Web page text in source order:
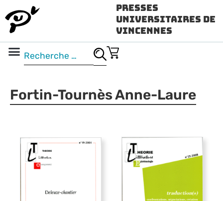
Presses
Universitaires de
Vincennes
Fortin-Tournès Anne-Laure